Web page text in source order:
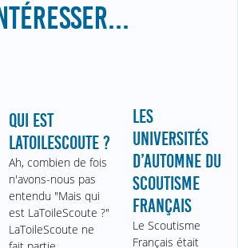
QUI EST
LATOILESCOUTE ?
Ah, combien de fois
n'avons-nous pas
entendu "Mais qui
est LaToileScoute ?"
LaToileScoute ne
LES
UNIVERSITÉS
D’AUTOMNE DU
SCOUTISME
FRANÇAIS
Le Scoutisme
Français était